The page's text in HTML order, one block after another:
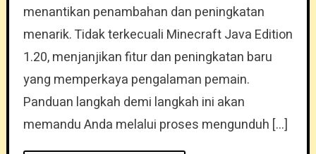
menantikan penambahan dan peningkatan
menarik. Tidak terkecuali Minecraft Java Edition
1.20, menjanjikan fitur dan peningkatan baru
yang memperkaya pengalaman pemain.
Panduan langkah demi langkah ini akan
memandu Anda melalui proses mengunduh […]